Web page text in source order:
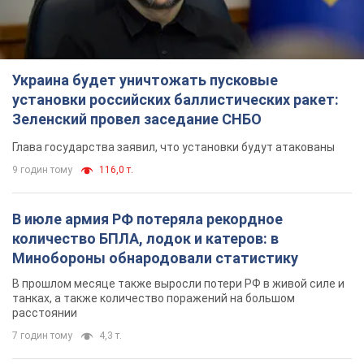
В июле армия РФ потеряла рекордное
количество БПЛА, лодок и катеров: в
Минобороны обнародовали статистику
В прошлом месяце также выросли потери РФ в живой силе и
танках, а также количество поражений на большом
расстоянии
7 годин тому 4,3 т.
"Нужны быстрые и нестандартные подходы":
Корецкий пообещал предоставить бизнесу
приоритетный доступ к имеющимся
складским помещениям
Так или иначе, бизнес после обстрелов получит поддержку
3 години тому 498